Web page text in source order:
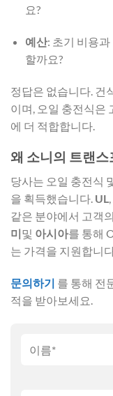
요?
예산: 초기 비용
할까요?
정답은 없습니다. 건
이며, 오일 충전식은
에 더 적합합니다.
왜 소니의 트랜
당사는 오일 충전식
을 획득했습니다. UL,
같은 분야에서 고객
미및 아시아를 통해
는 가격을 지원합니
문의하기 를 통해 전
적을 받아보세요.